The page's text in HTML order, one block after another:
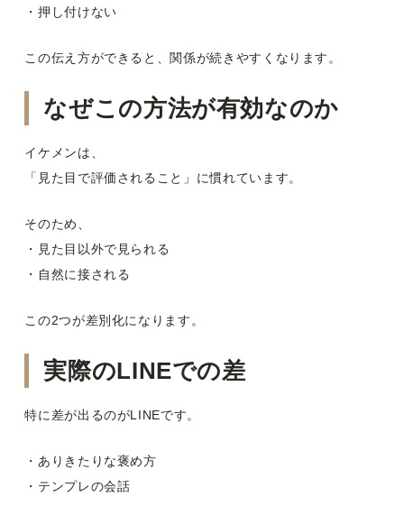
・押し付けない
この伝え方ができると、関係が続きやすくなります。
なぜこの方法が有効なのか
イケメンは、
「見た目で評価されること」に慣れています。
そのため、
・見た目以外で見られる
・自然に接される
この2つが差別化になります。
実際のLINEでの差
特に差が出るのがLINEです。
・ありきたりな褒め方
・テンプレの会話